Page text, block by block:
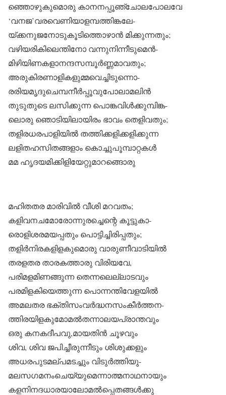
ഞ്ഞൊഴുകുമൊരു കാനനപ്പൂഞ്ചോലപോലവേ
‘വനജ’വരവെണിയാളമ്പത്തിങ്കലേ-
യ്ക്കനുജനോടുകൂടിത്തൊഴാൻ മിക്കുന്നതും;
വഴിയരികിലെന്തിനോ വന്നുനിന്നീടുമെൻ-
മിഴിയിണകളാനന്ദസമ്പൂർണ്ണമാവതും;
അരുകിരണാളികളുമ്മവെച്ചിടുന്നൊ-
രരിയമൃദുചെമ്പനീർപ്പൂവുപോലാമലിൻ
തുടുതുടെ ലസിക്കുന്ന പൊങ്കവിൾക്കുമ്പിങ്ക-
ലൊരു ഞൊടിയിലായിരം ഭാവം തെളിവതും;
തളിരധരപാളിയിൽ തത്തിക്കളിക്കളിക്കുന്ന
ലളിതഹസിതങ്ങളാം കൊച്ചുപൂമ്പാറ്റകൾ
മമ ഹൃദയമിക്കിളിയേറ്റുമാറങ്ങൊരു
മഹിതതര മാരിവിൽ വീശി മറവതം;
കളിവനചമോരോന്നുരച്ചെന്റെ കൂട്ടുകാ-
രൊളിശരമയപ്പതും പൊട്ടിച്ചിരിപ്പതും;
തളിർനിരകളിളകുമൊരു വാരുണീവാടിയിൽ
തരളതര താരകത്താരു വിരിയവേ,
പരിമളമിണങ്ങുന്ന തെന്നലെല്ലാടവും
പരമിളകിയെത്തുന്ന പൊന്നന്തിവേളയിൽ
അമലതര ഭക്തിസംവർദ്ധനസംകീർത്തന-
ത്തിരയിളകുമോമൽതന്നാലയപ്രാന്തവും
ഒരു കനകദീപവു,മായതിൻ ചൂഴവും
ശിവ, ശിവ ജപിച്ചീരുന്നീടും ശിശുക്കളും
അധരപുടമല്പമടച്ചും വിടുർത്തിയു-
മലസഗമനംചെയ്യുമെന്നാത്മനാഥനായും
കളനിനദധാരയാലോമൽപ്പെതങ്ങൾക്കു